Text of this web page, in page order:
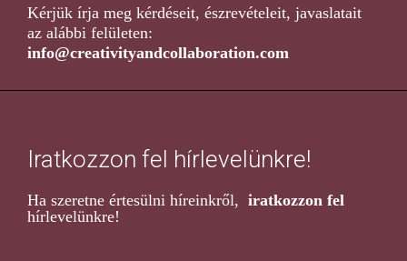
Kérjük írja meg kérdéseit, észrevételeit, javaslatait
az alábbi felületen:
info@creativityandcollaboration.com
Iratkozzon fel hírlevelünkre!
Ha szeretne értesülni híreinkről, iratkozzon fel
hírlevelünkre!